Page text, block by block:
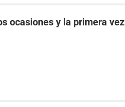
ocasiones y la primera vez